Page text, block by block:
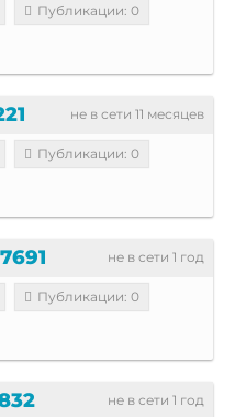
Публикации: 0
не в сети 11 месяцев
Публикации: 0
не в сети 1 год
Публикации: 0
не в сети 1 год